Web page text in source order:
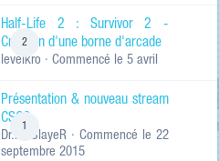
RECHERCHER LES
Titres et corps
Titres des
uniquement
2
Half-Life 2 : Survivor 2 -
Création d'une borne d'arcade
levelkro · Commencé le 5 avril
1
Présentation & nouveau stream
CSGO
Dr.KinSlayeR · Commencé le 22
septembre 2015